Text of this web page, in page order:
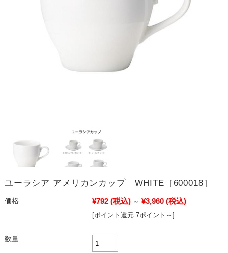
ユーラシア アメリカンカップ WHITE［600018］
価格: ¥792 (税込) ～ ¥3,960 (税込)
[ポイント還元 7ポイント～]
数量: